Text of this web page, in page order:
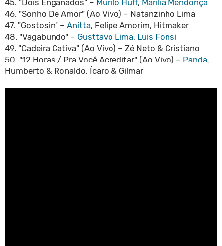
45. "Dois Enganados" – Murilo Huff, Marília Mendonça
46. "Sonho De Amor" (Ao Vivo) – Natanzinho Lima
47. "Gostosin" – Anitta, Felipe Amorim, Hitmaker
48. "Vagabundo" – Gusttavo Lima, Luis Fonsi
49. "Cadeira Cativa" (Ao Vivo) – Zé Neto & Cristiano
50. "12 Horas / Pra Você Acreditar" (Ao Vivo) – Panda,
Humberto & Ronaldo, Ícaro & Gilmar